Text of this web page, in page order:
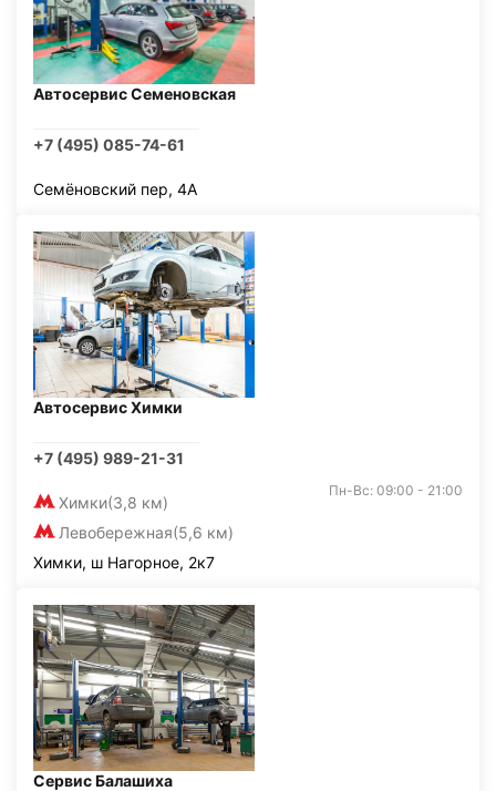
Автосервис Семеновская
+7 (495) 085-74-61
Семёновский пер, 4А
Автосервис Химки
+7 (495) 989-21-31
Химки(3,8 км)
Левобережная(5,6 км)
Пн-Вс: 09:00 - 21:00
Химки, ш Нагорное, 2к7
Сервис Балашиха